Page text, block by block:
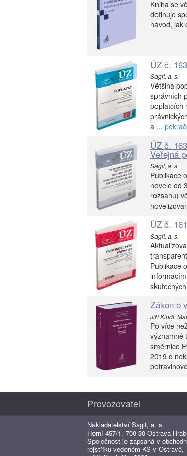
Kniha se
definuje
návod, jak
ÚZ č.
Sagit, a. s.
Většina
správních
poplatcích
a ...
ÚZ č.
Veřejná
Sagit, a. s.
Publikace
novele od
rozsahu)
ÚZ č.
Sagit, a. s.
Publikace
Zákon o
Jiří Kindl,
Po více
významné
směrnice
2019 o
Provozovatel
Nakladatelství Sagit, a. s.
Horní 457/1, 700 30 Ostrava-
Společnost je zapsaná v
rejstříku vedeném KS v Ostravě,